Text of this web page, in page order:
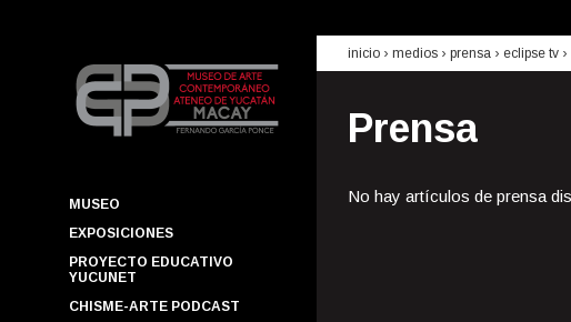
MUSEO
EXPOSICIONES
PROYECTO EDUCATIVO
YUCUNET
CHISME-ARTE PODCAST
inicio › medios › prensa › eclipse tv ›
Prensa
No hay artículos de prensa